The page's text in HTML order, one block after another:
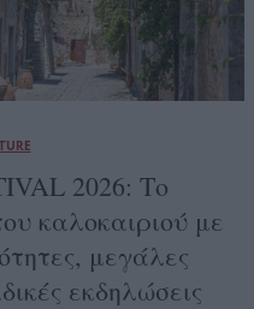
2026: Το
καλοκαιριού με
μεγάλες
εκδηλώσεις